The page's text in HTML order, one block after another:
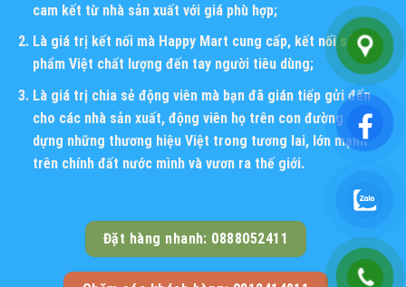
cam kết từ nhà sản xuất với giá phù hợp;
Là giá trị kết nối mà Happy Mart cung cấp, kết nối sản
phẩm Việt chất lượng đến tay người tiêu dùng;
Là giá trị chia sẻ động viên mà bạn đã gián tiếp gửi đến
cho các nhà sản xuất, động viên họ trên con đường xây
dựng những thương hiệu Việt trong tương lai, lớn mạnh
trên chính đất nước mình và vươn ra thế giới.
Đặt hàng nhanh: 0888052411